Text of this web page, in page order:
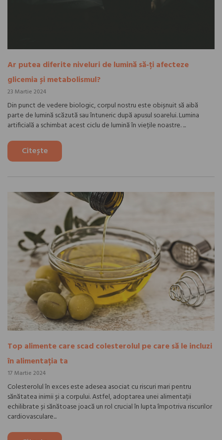
Ar putea diferite niveluri de lumină să-ți afecteze
glicemia și metabolismul?
23 Martie 2024
Din punct de vedere biologic, corpul nostru este obișnuit să aibă
parte de lumină scăzută sau întuneric după apusul soarelui. Lumina
artificială a schimbat acest ciclu de lumină în viețile noastre. ...
Citește
Top alimente care scad colesterolul pe care să le incluzi
în alimentația ta
17 Martie 2024
Colesterolul în exces este adesea asociat cu riscuri mari pentru
sănătatea inimii și a corpului. Astfel, adoptarea unei alimentații
echilibrate și sănătoase joacă un rol crucial în lupta împotriva riscurilor
cardiovasculare...